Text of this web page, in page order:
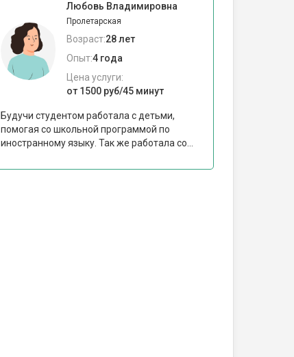
Любовь Владимировна
Пролетарская
Возраст:28 лет
Опыт:4 года
Цена услуги:
от 1500 руб/45 минут
Будучи студентом работала с детьми,
помогая со школьной программой по
иностранному языку. Так же работала со...